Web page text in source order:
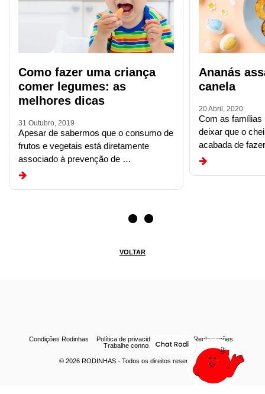
Como fazer uma criança
comer legumes: as
melhores dicas
31 Outubro, 2019
Apesar de sabermos que o consumo de
frutos e vegetais está diretamente
associado à prevenção de …
Ananás
canela
20 Abril, 2020
Com as famílias
deixar que o
acabada de
VOLTAR
© 2026 RODINHAS - Todos os direitos reservados
Condições Rodinhas Política de privacidade
Livro de Reclamações
Trabalhe connosco